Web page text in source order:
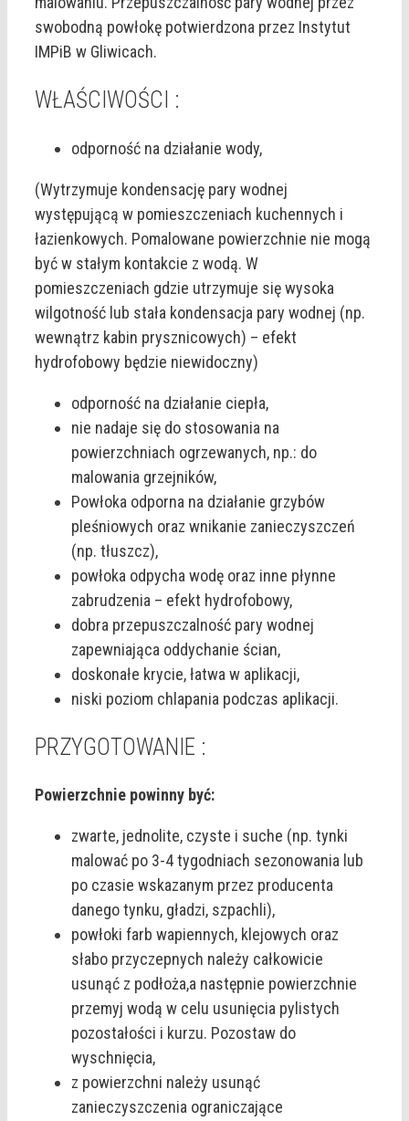
swobodną powłokę potwierdzona przez Instytut
IMPiB w Gliwicach.
WŁAŚCIWOŚCI :
odporność na działanie wody,
(Wytrzymuje kondensację pary wodnej
występującą w pomieszczeniach kuchennych i
łazienkowych. Pomalowane powierzchnie nie mogą
być w stałym kontakcie z wodą. W
pomieszczeniach gdzie utrzymuje się wysoka
wilgotność lub stała kondensacja pary wodnej (np.
wewnątrz kabin prysznicowych) – efekt
hydrofobowy będzie niewidoczny)
odporność na działanie ciepła,
nie nadaje się do stosowania na
powierzchniach ogrzewanych, np.: do
malowania grzejników,
Powłoka odporna na działanie grzybów
pleśniowych oraz wnikanie zanieczyszczeń
(np. tłuszcz),
powłoka odpycha wodę oraz inne płynne
zabrudzenia – efekt hydrofobowy,
dobra przepuszczalność pary wodnej
zapewniająca oddychanie ścian,
doskonałe krycie, łatwa w aplikacji,
niski poziom chlapania podczas aplikacji.
PRZYGOTOWANIE :
Powierzchnie powinny być:
zwarte, jednolite, czyste i suche (np. tynki
malować po 3-4 tygodniach sezonowania lub
po czasie wskazanym przez producenta
danego tynku, gładzi, szpachli),
powłoki farb wapiennych, klejowych oraz
słabo przyczepnych należy całkowicie
usunąć z podłoża,a następnie powierzchnie
przemyj wodą w celu usunięcia pylistych
pozostałości i kurzu. Pozostaw do
wyschnięcia,
z powierzchni należy usunąć
zanieczyszczenia ograniczające